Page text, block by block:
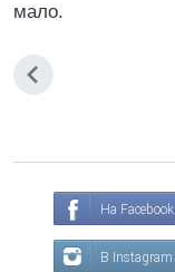
мало.
На Facebook
В Instagram